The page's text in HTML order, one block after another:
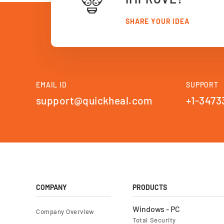
SHARE YOUR IDEA
EMAIL ID
support@quickheal.com
SUPPORT
+1-
COMPANY
Company Overview
PRODUCTS
Windows - PC
Total Security